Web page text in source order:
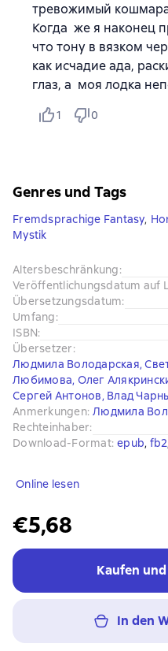
тревожимый
Когда же я наконец
что тону в вязком
как исчадие ада,
глаз, а моя лодка
1 0
Genres und Tags
Fremdsprachige Fantasy,
Mystik
Altersbeschränkung:
Veröffentlichungsdatum auf
Übersetzungsdatum:
Umfang:
ISBN:
Übersetzer:
Людмила Володарская,
Любимова, Олег
Сергей Антонов, Влад
Anmerkungen: Людмила
Rechteinhaber:
Download-Format: epub, fb2
Online lesen
€5,68
Kaufen
In den